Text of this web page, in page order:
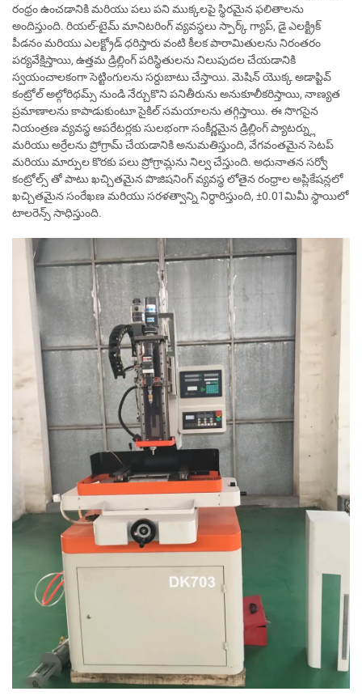
రంధ్రం ఉంచడానికి మరియు పలు పని ముక్కలపై స్థిరమైన ఫలితాలను
అందిస్తుంది. రియల్-టైమ్ మానిటరింగ్ వ్యవస్థలు స్పార్క్ గ్యాప్, డై ఎలక్ట్రిక్
పీడనం మరియు ఎలక్ట్రోడ్ ధరిస్తారు వంటి కీలక పారామితులను నిరంతరం
పర్యవేక్షిస్తాయి, ఉత్తమ డ్రిల్లింగ్ పరిస్థితులను నిలుపుదల చేయడానికి
స్వయంచాలకంగా సెట్టింగులను సర్దుబాటు చేస్తాయి. మెషిన్ యొక్క అడాప్టివ్
కంట్రోల్ అల్గోరిథమ్స్ నుండి నేర్చుకొని పనితీరును అనుకూలీకరిస్తాయి, నాణ్యత
ప్రమాణాలను కాపాడుకుంటూ సైకిల్ సమయాలను తగ్గిస్తాయి. ఈ సొగసైన
నియంత్రణ వ్యవస్థ ఆపరేటర్లకు సులభంగా సంకీర్ణమైన డ్రిల్లింగ్ ప్యాటర్న్లు
మరియు అర్రేలను ప్రోగ్రామ్ చేయడానికి అనుమతిస్తుంది, వేగవంతమైన సెటప్
మరియు మార్పుల కొరకు పలు ప్రోగ్రామ్లను నిల్వ చేస్తుంది. అధునాతన సర్వో
కంట్రోల్స్ తో పాటు ఖచ్చితమైన పొజిషనింగ్ వ్యవస్థ లోతైన రంధ్రాల అప్లికేషన్లలో
ఖచ్చితమైన సంరేఖణ మరియు సరళత్వాన్ని నిర్ధారిస్తుంది, ±0.01మిమీ స్థాయిలో
టాలరెన్స్ సాధిస్తుంది.